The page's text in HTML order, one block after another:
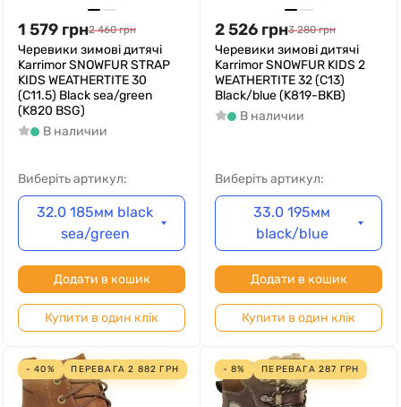
1 579 грн2 460 грн
Черевики зимові дитячі
Karrimor SNOWFUR STRAP
KIDS WEATHERTITE 30
(C11.5) Black sea/green
(K820 BSG)
В наличии
Виберіть артикул:
32.0 185мм black
sea/green
Додати в кошик
Купити в один клік
2 526 грн3 280 грн
Черевики зимові дитячі
Karrimor SNOWFUR KIDS 2
WEATHERTITE 32 (C13)
Black/blue (K819-BKB)
В наличии
Виберіть артикул:
33.0 195мм
black/blue
Додати в кошик
Купити в один клік
- 40% ПЕРЕВАГА2 882 ГРН - 8% ПЕРЕВАГА287 ГРН